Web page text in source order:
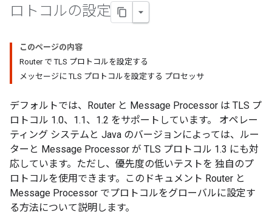
ロトコルの設定
このページの内容
Router で TLS プロトコルを設定する
メッセージに TLS プロトコルを設定する プロセッサ
デフォルトでは、Router と Message Processor は TLS プ
ロトコル 1.0、1.1、1.2 をサポートしています。 オペレー
ティング システムと Java のバージョンによっては、ルー
ターと Message Processor が TLS プロトコル 1.3 にも対
応しています。ただし、優先度の低いテストを 独自のプ
ロトコルを使用できます。このドキュメント Router と
Message Processor でプロトコルをグローバルに設定す
る方法について説明します。